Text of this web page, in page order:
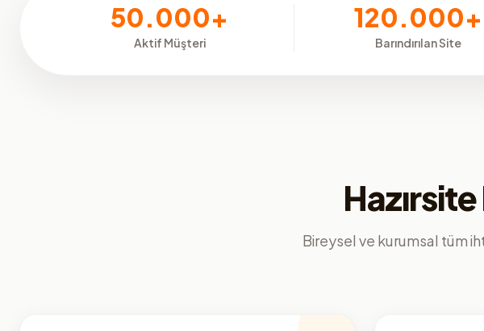
50.000+
Aktif Müşteri
120.000+
Barındırılan Site
Bireysel ve kurumsal tüm